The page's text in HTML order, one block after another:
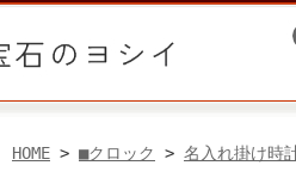
HOME > ■クロック > 名入れ掛け時